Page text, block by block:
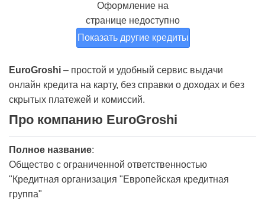
Оформление на
странице недоступно
Показать другие кредиты
EuroGroshi – простой и удобный сервис выдачи
онлайн кредита на карту, без справки о доходах и без
скрытых платежей и комиссий.
Про компанию EuroGroshi
Полное название:
Общество с ограниченной ответственностью
"Кредитная организация "Европейская кредитная
группа"